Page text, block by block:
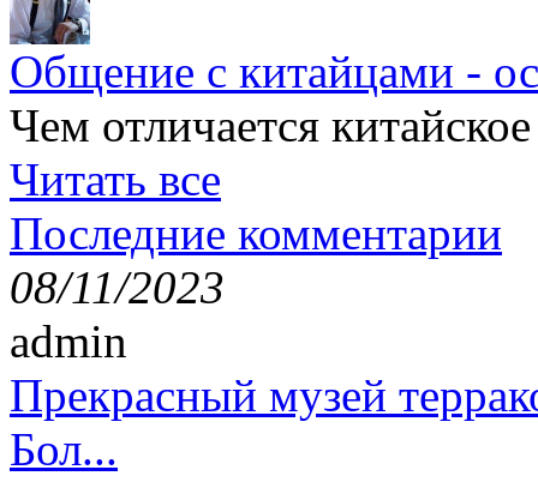
Общение с китайцами -
Чем отличается
Читать все
Последние комментарии
08/11/2023
admin
Прекрасный музей
Бол...